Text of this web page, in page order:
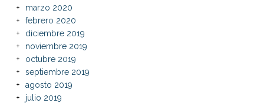
marzo 2020
febrero 2020
diciembre 2019
noviembre 2019
octubre 2019
septiembre 2019
agosto 2019
julio 2019